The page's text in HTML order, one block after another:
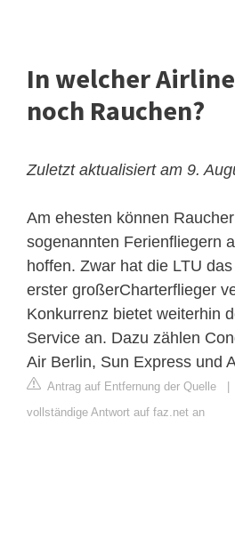
In welcher
noch Rauchen?
Zuletzt aktualisiert am 9.
Am ehesten können
sogenannten Ferienfliegern
hoffen. Zwar hat die LTU
erster großerCharterflieger
Konkurrenz bietet weiterhin
Service an. Dazu zählen
Air Berlin, Sun Express und
Antrag auf Entfernung der Quelle
vollständige Antwort auf faz.net an